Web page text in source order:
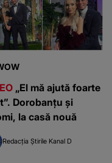
„El mă ajută foarte
Dorobanțu și
la casă nouă
Redacția Știrile Kanal D